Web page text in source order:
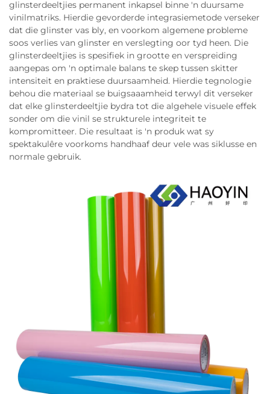
glinsterdeeltjies permanent inkapsel binne 'n duursame
vinilmatriks. Hierdie gevorderde integrasiemetode verseker
dat die glinster vas bly, en voorkom algemene probleme
soos verlies van glinster en verslegting oor tyd heen. Die
glinsterdeeltjies is spesifiek in grootte en verspreiding
aangepas om 'n optimale balans te skep tussen skitter
intensiteit en praktiese duursaamheid. Hierdie tegnologie
behou die materiaal se buigsaaamheid terwyl dit verseker
dat elke glinsterdeeltjie bydra tot die algehele visuele effek
sonder om die vinil se strukturele integriteit te
kompromitteer. Die resultaat is 'n produk wat sy
spektakulêre voorkoms handhaaf deur vele was siklusse en
normale gebruik.